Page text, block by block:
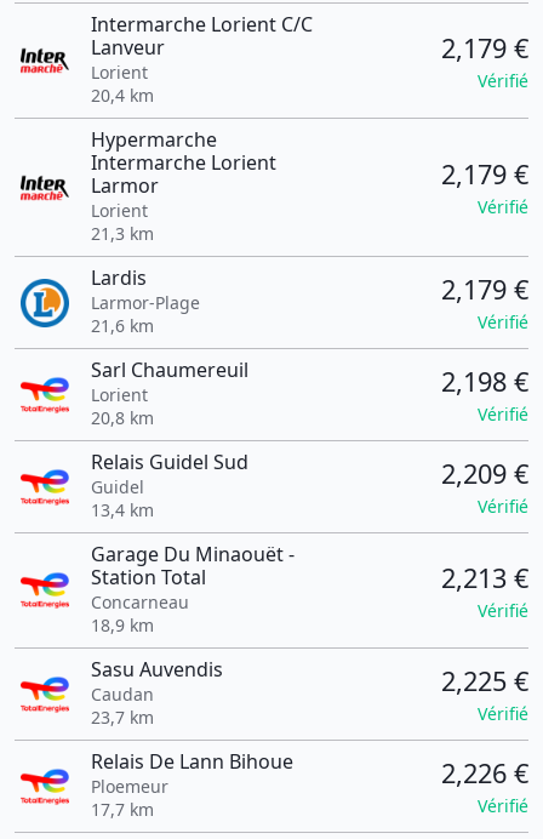
Intermarche Lorient C/C
Lanveur
Lorient
20,4 km
2,179 €
Vérifié
Hypermarche
Intermarche Lorient
Larmor
Lorient
21,3 km
2,179 €
Vérifié
Lardis
Larmor-Plage
21,6 km
2,179 €
Vérifié
Sarl Chaumereuil
Lorient
20,8 km
2,198 €
Vérifié
Relais Guidel Sud
Guidel
13,4 km
2,209 €
Vérifié
Garage Du Minaouët -
Station Total
Concarneau
18,9 km
2,213 €
Vérifié
Sasu Auvendis
Caudan
23,7 km
2,225 €
Vérifié
Relais De Lann Bihoue
Ploemeur
17,7 km
2,226 €
Vérifié